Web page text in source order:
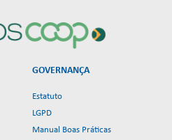
GOVERNANÇA
Estatuto
LGPD
Manual Boas Práticas